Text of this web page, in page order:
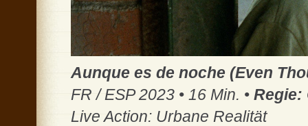
Aunque es de noche (Even
FR / ESP 2023 • 16 Min. • Regie:
Live Action: Urbane Realität